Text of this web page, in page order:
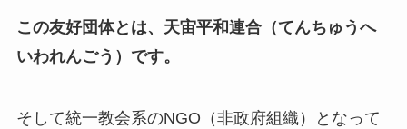
この友好団体とは、天宙平和連合（てんちゅうへ
いわれんごう）です。
そして統一教会系のNGO（非政府組織）となって